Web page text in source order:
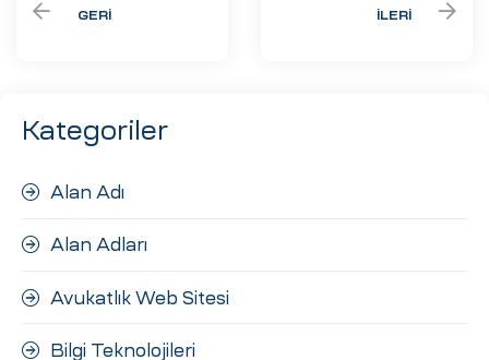
GERI İLERI
Kategoriler
Alan Adı
Alan Adları
Avukatlık Web Sitesi
Bilgi Teknolojileri